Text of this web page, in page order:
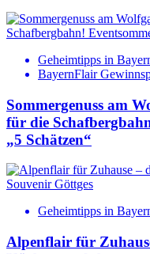
Geheimtipps in
BayernFlair
Sommergenuss am
für die
„5 Schätzen“
Geheimtipps in
Alpenflair für